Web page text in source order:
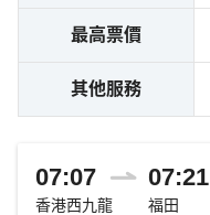
最高票價
其他服務
07:07 07:21
香港西九龍 福田